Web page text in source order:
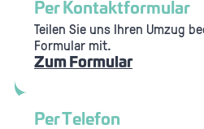
Per Kontaktformular
Teilen Sie uns Ihren Umzug
Formular mit.
Zum Formular
Per Telefon